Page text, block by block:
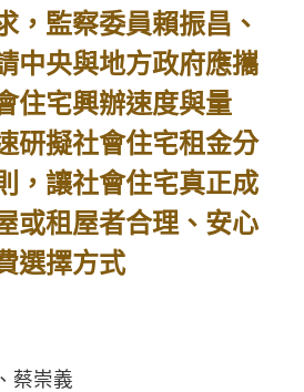
，監察委員賴振昌、
中央與地方政府應攜
住宅興辦速度與量
研擬社會住宅租金分
，讓社會住宅真正成
或租屋者合理、安心
選擇方式
蔡崇義